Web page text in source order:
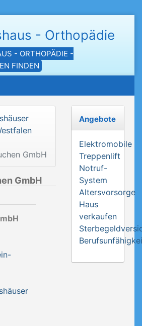
- Orthopädie
- ORTHOPÄDIE -
FINDEN
GmbH
GmbH
Angebote
Elektromobile
Treppenlift
Notruf-
System
Altersvorsorge
Haus
verkaufen